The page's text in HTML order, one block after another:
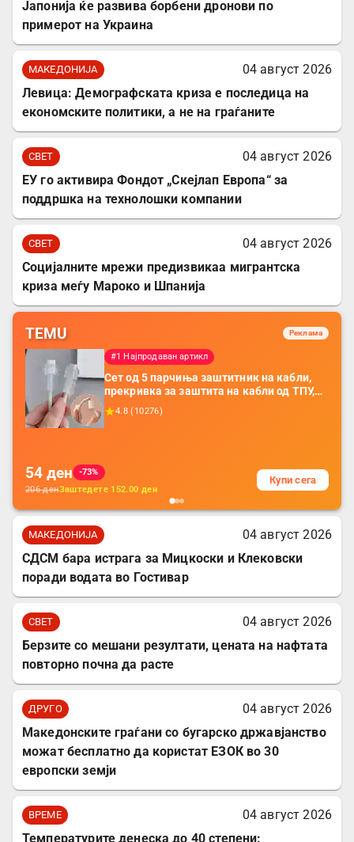
Јапонија ќе развива борбени дронови по
примерот на Украина
МАКЕДОНИЈА
04 август 2026
Левица: Демографската криза е последица на
економските политики, а не на граѓаните
СВЕТ
04 август 2026
ЕУ го активира Фондот „Скејлап Европа“ за
поддршка на технолошки компании
СВЕТ
04 август 2026
Социјалните мрежи предизвикаа мигрантска
криза меѓу Мароко и Шпанија
TEMU Реклама
#1 Најпродаван артикл
Сет од 5 парчиња заштитник на кабли,
прекривка за заштита на кабли од ТПУ,
додатоци за заштита на кабли, без
батерија, за мобилни телефони, комплет
4.8 (10276)
54 ден
-73%
206денЗаштедете 152.00 ден
Купи сега
МАКЕДОНИЈА
04 август 2026
СДСМ бара истрага за Мицкоски и Клековски
поради водата во Гостивар
СВЕТ
04 август 2026
Берзите со мешани резултати, цената на нафтата
повторно почна да расте
ДРУГО
04 август 2026
Mакедонските граѓани со бугарско државјанство
можат бесплатно да користат ЕЗОК во 30
европски земји
ВРЕМЕ
04 август 2026
Температурите денеска до 40 степени: